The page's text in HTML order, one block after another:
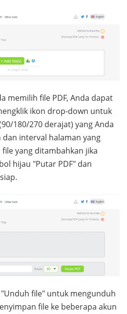
memilih file PDF, Anda dapat
ikon drop-down untuk
180/270 derajat) yang Anda
interval halaman yang
yang ditambahkan jika
hijau "Putar PDF" dan
file" untuk mengunduh
file ke beberapa akun